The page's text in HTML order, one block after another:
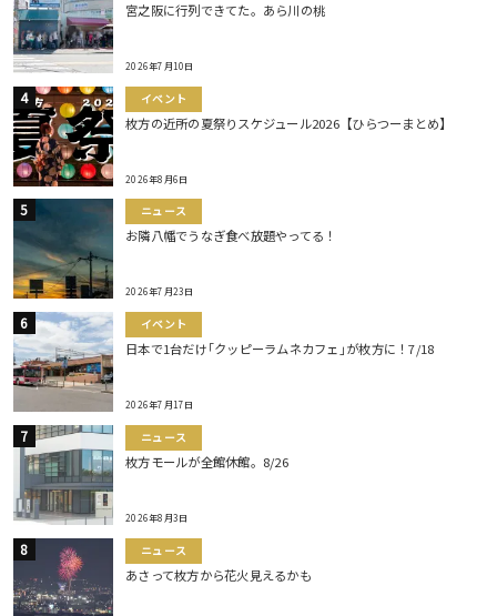
宮之阪に行列できてた。あら川の桃
2026年7月10日
イベント
枚方の近所の夏祭りスケジュール2026【ひらつーまとめ】
2026年8月6日
ニュース
お隣八幡でうなぎ食べ放題やってる！
2026年7月23日
イベント
日本で1台だけ｢クッピーラムネカフェ｣が枚方に！7/18
2026年7月17日
ニュース
枚方モールが全館休館。8/26
2026年8月3日
ニュース
あさって枚方から花火見えるかも